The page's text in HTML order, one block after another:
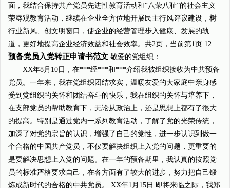
面，我结合保持共产党员先进性教育活动和“八荣八耻”的社会主义
荣辱观教育活动，继续在企业全方位地开展民主行风评议建设，树
行业新风、创文明窗口，使企业的经营管理步入健康、发展的轨
道，更好地提高企业经济效益和社会效率。共2页，当前第1页 12
预备党员入党转正申请书范文 敬爱的党组织：
XX年8月10日，在***经***和***介绍我被组织接收为中共预备
党员。一年来，我在党组织团结求实，温暖友爱的大家庭中亲身感
受到党组织的关怀和团结奋斗的快乐，我在组织的关怀与培养下，
在支部党员的帮助教育下，无论从政治上，还是思想上都有了很大
的提高。特别是通过党内一系列教育活动，了解了党的光荣传统，
加深了对党的宗旨的认识，增强了自己的党性，进一步认识到做一
个合格的中国共产党员，不仅要解决组织上入党的问题，更重要的
是要解决思想上入党的问题。在一年的预备期里，我认真的按照党
员的标准严格要求自己，在各方面有了较大的进步，努力把自己锻
炼成新时代的合格的中共党员。 XX年1月15日 即将来临之际，我郑